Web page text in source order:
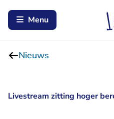
Menu
Nieuws
Livestream zitting hoger